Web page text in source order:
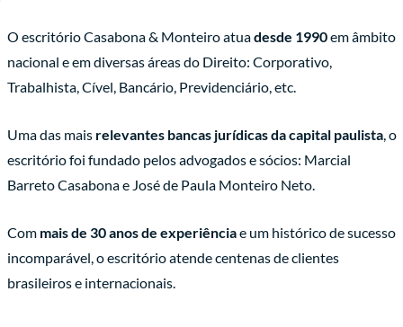
O escritório Casabona & Monteiro atuadesde 1990em âmbito
nacional e em diversas áreas do Direito: Corporativo,
Trabalhista, Cível, Bancário, Previdenciário, etc.
Uma das mais relevantes bancas jurídicas da capital paulista, o
escritório foi fundado pelos advogados e sócios: Marcial
Barreto Casabona e José de Paula Monteiro Neto.
Com mais de 30 anos de experiênciae um histórico de sucesso
incomparável, o escritório atende centenas de clientes
brasileiros e internacionais.